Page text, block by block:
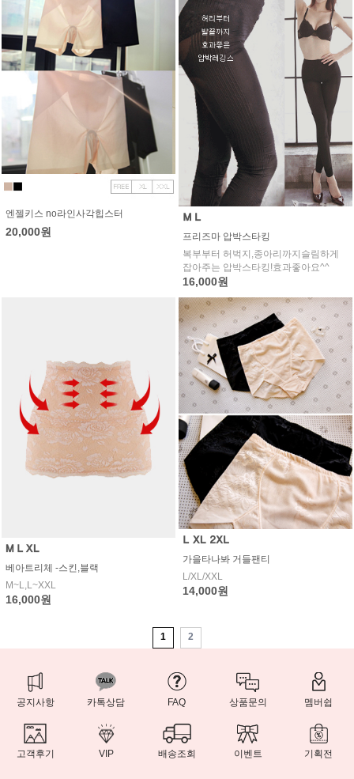
엔젤키스 no라인사각힙스터
20,000원
프리즈마 압박스타킹
복부부터 허벅지,종아리까지슬림하게
잡아주는 압박스타킹!효과좋아요^^
16,000원
베아트리체 -스킨,블랙
M~L,L~XXL
16,000원
가을타나봐 거들팬티
L/XL/XXL
14,000원
1 2
공지사항 카톡상담 FAQ 상품문의 멤버쉽
고객후기 VIP 배송조회 이벤트 기획전